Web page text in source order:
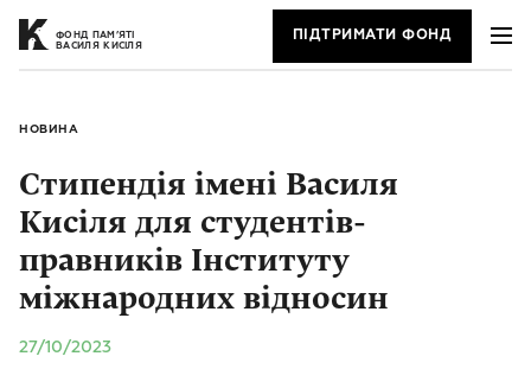
ФОНД ПАМ’ЯТІ
ВАСИЛЯ КИСІЛЯ
ПІДТРИМАТИ ФОНД
НОВИНА
Стипендія імені Василя
Кисіля для студентів-
правників Інституту
міжнародних відносин
27/10/2023